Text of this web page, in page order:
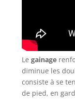
Le gainage
diminue les
consiste à se
de pied, en